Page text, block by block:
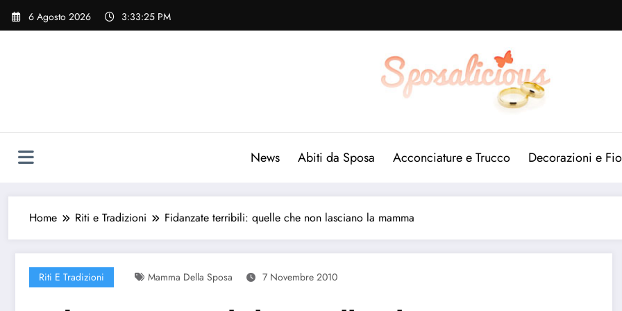
Vai
6 Agosto 2026 3:33:26 PM
News Abiti da Sposa Acconciature e Trucco Decorazioni e
Home Riti e Tradizioni Fidanzate terribili: quelle che non lasciano la mamma
Riti E Tradizioni Mamma Della Sposa 7 Novembre 2010